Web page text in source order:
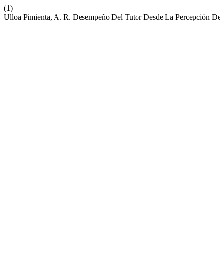
(1)
Ulloa Pimienta, A. R. Desempeño Del Tutor Desde La Percepción